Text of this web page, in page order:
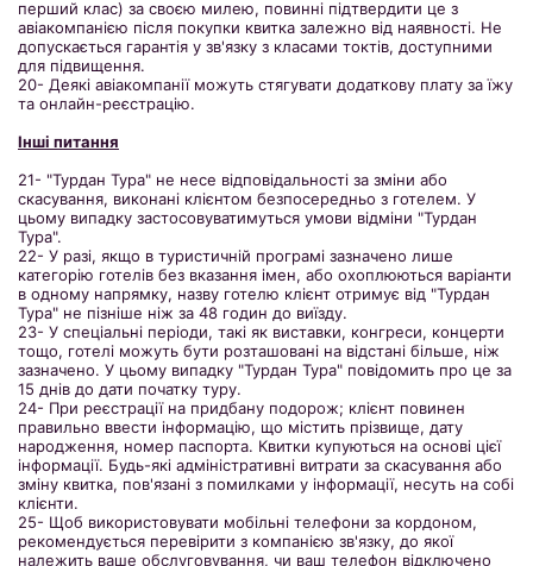
перший клас) за своєю милею, повинні підтвердити це з
авіакомпанією після покупки квитка залежно від наявності. Не
допускається гарантія у зв'язку з класами токтів, доступними
для підвищення.
20- Деякі авіакомпанії можуть стягувати додаткову плату за їжу
та онлайн-реєстрацію.
Інші питання
21- "Турдан Тура" не несе відповідальності за зміни або
скасування, виконані клієнтом безпосередньо з готелем. У
цьому випадку застосовуватимуться умови відміни "Турдан
Тура".
22- У разі, якщо в туристичній програмі зазначено лише
категорію готелів без вказання імен, або охоплюються варіанти
в одному напрямку, назву готелю клієнт отримує від "Турдан
Тура" не пізніше ніж за 48 годин до виїзду.
23- У спеціальні періоди, такі як виставки, конгреси, концерти
тощо, готелі можуть бути розташовані на відстані більше, ніж
зазначено. У цьому випадку "Турдан Тура" повідомить про це за
15 днів до дати початку туру.
24- При реєстрації на придбану подорож; клієнт повинен
правильно ввести інформацію, що містить прізвище, дату
народження, номер паспорта. Квитки купуються на основі цієї
інформації. Будь-які адміністративні витрати за скасування або
зміну квитка, пов'язані з помилками у інформації, несуть на собі
клієнти.
25- Щоб використовувати мобільні телефони за кордоном,
рекомендується перевірити з компанією зв'язку, до якої
належить ваше обслуговування, чи ваш телефон відключено